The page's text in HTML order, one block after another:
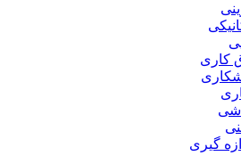
کاری
گیری